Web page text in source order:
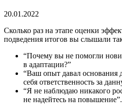
20.01.2022
Сколько раз на этапе оценки
подведения итогов вы слышали
“Почему вы не помогли
в адаптации?”
“Ваш опыт давал основания
себя ответственность за
“Я не наблюдаю никакого
не надейтесь на повышение”.